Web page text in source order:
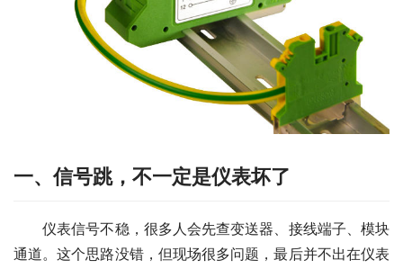
一、信号跳，不一定是仪表坏了
仪表信号不稳，很多人会先查变送器、接线端子、模块
通道。这个思路没错，但现场很多问题，最后并不出在仪表